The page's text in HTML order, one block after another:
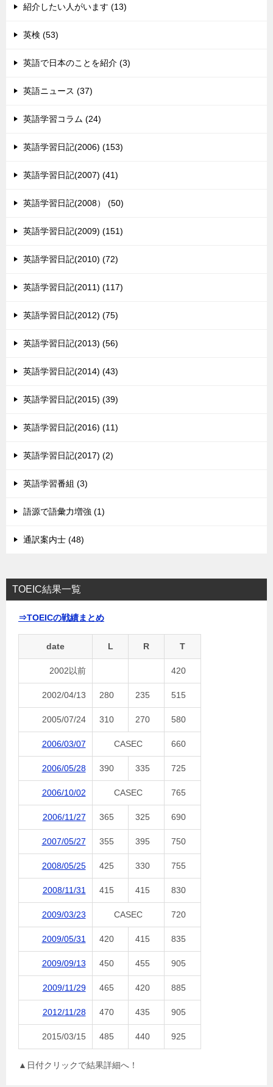
紹介したい人がいます (13)
英検 (53)
英語で日本のことを紹介 (3)
英語ニュース (37)
英語学習コラム (24)
英語学習日記(2006) (153)
英語学習日記(2007) (41)
英語学習日記(2008） (50)
英語学習日記(2009) (151)
英語学習日記(2010) (72)
英語学習日記(2011) (117)
英語学習日記(2012) (75)
英語学習日記(2013) (56)
英語学習日記(2014) (43)
英語学習日記(2015) (39)
英語学習日記(2016) (11)
英語学習日記(2017) (2)
英語学習番組 (3)
語源で語彙力増強 (1)
通訳案内士 (48)
TOEIC結果一覧
⇒TOEICの戦績まとめ
date L R T
2002以前 420
2002/04/13 280 235 515
2005/07/24 310 270 580
2006/03/07 CASEC 660
2006/05/28 390 335 725
2006/10/02 CASEC 765
2006/11/27 365 325 690
2007/05/27 355 395 750
2008/05/25 425 330 755
2008/11/31 415 415 830
2009/03/23 CASEC 720
2009/05/31 420 415 835
2009/09/13 450 455 905
2009/11/29 465 420 885
2012/11/28 470 435 905
2015/03/15 485 440 925
▲日付クリックで結果詳細へ！